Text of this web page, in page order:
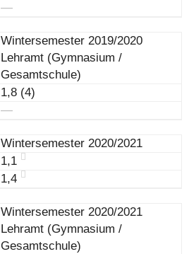
―
Wintersemester 2019/2020
Lehramt (Gymnasium /
Gesamtschule)
1,8 (4)
―
Wintersemester 2020/2021
1,1
1,4
Wintersemester 2020/2021
Lehramt (Gymnasium /
Gesamtschule)